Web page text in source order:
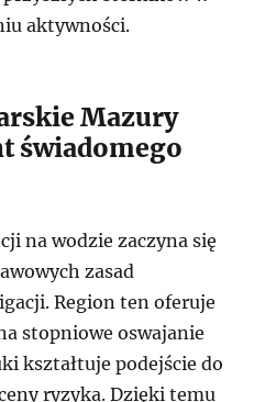
aktywności.
Mazury
świadomego
na wodzie zaczyna się
zasad
Region ten oferuje
stopniowe oswajanie
kształtuje podejście do
ryzyka. Dzięki temu